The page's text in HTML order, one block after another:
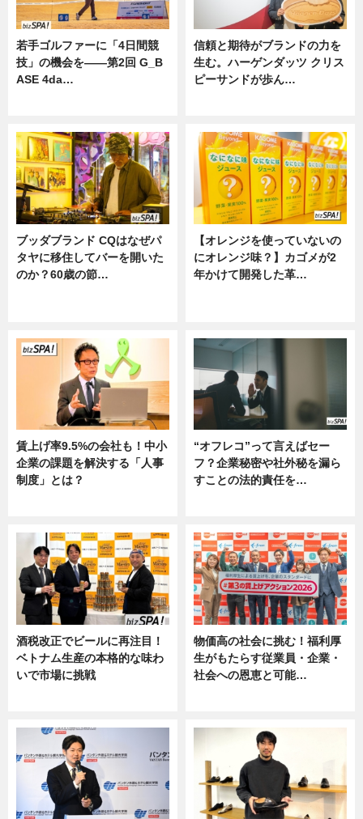
若手ゴルファーに「4日間競
技」の機会を——第2回 G_B
ASE 4da…
信頼と期待がブランドの力を
生む。ハーゲンダッツ クリス
ピーサンドが歩ん…
ブッダブランド CQはなぜパ
タヤに移住してバーを開いた
のか？60歳の節…
【オレンジを使っていないの
にオレンジ味？】カゴメが2
年かけて開発した革…
賃上げ率9.5%の会社も！中小
企業の課題を解決する「人事
制度」とは？
“オフレコ”って言えばセー
フ？企業秘密や社外秘を漏ら
すことの法的責任を…
酒税改正でビールに再注目！
ベトナム生産の本格的な味わ
いで市場に挑戦
物価高の社会に挑む！福利厚
生がもたらす従業員・企業・
社会への恩恵と可能…